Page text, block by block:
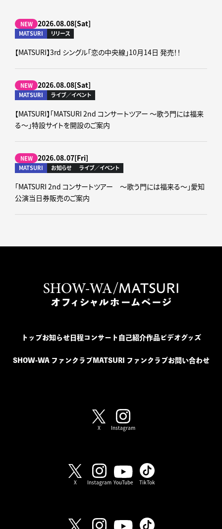
NEW 2026.08.08[Sat]
MATSURI リリース
【MATSURI】3rd シングル「恋の中央線」10月14日 発売！！
NEW 2026.08.08[Sat]
MATSURI ライブ／イベント
【MATSURI】「MATSURI 2nd コンサートツアー ～歌う門には福来
る～」特設サイトを開設のご案内
NEW 2026.08.07[Fri]
MATSURI お知らせ ライブ／イベント
「MATSURI 2nd コンサートツアー ～歌う門には福来る～」愛知
公演当日券販売のご案内
トップお知らせ日程コンサート 自己紹介作品ビデオグッズ
SHOW-WA ファンクラブ MATSURI ファンクラブ お問い合わせ
X Instagram
X Instagram YouTube TikTok